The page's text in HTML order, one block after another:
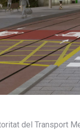
del Transport